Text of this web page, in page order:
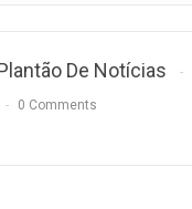
De Notícias
0 Comments